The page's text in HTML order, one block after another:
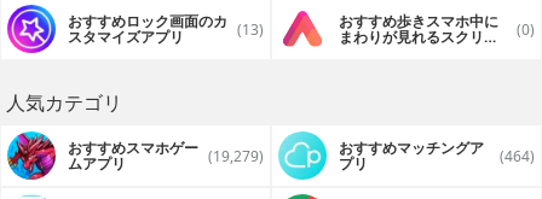
おすすめロック画面のカ
スタマイズアプリ (13) おすすめ歩きスマホ中に
まわりが見れるスクリー (0)
人気カテゴリ
おすすめスマホゲー
ムアプリ (19,279) おすすめマッチングア
プリ (464)